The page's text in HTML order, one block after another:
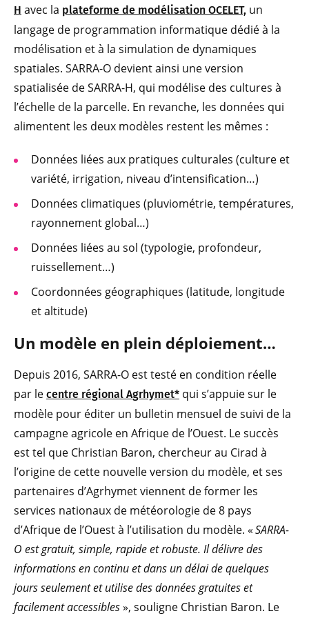
H avec la plateforme de modélisation OCELET, un
langage de programmation informatique dédié à la
modélisation et à la simulation de dynamiques
spatiales. SARRA-O devient ainsi une version
spatialisée de SARRA-H, qui modélise des cultures à
l’échelle de la parcelle. En revanche, les données qui
alimentent les deux modèles restent les mêmes :
Données liées aux pratiques culturales (culture et
variété, irrigation, niveau d’intensification…)
Données climatiques (pluviométrie, températures,
rayonnement global…)
Données liées au sol (typologie, profondeur,
ruissellement…)
Coordonnées géographiques (latitude, longitude
et altitude)
Un modèle en plein déploiement…
Depuis 2016, SARRA-O est testé en condition réelle
par le centre régional Agrhymet* qui s’appuie sur le
modèle pour éditer un bulletin mensuel de suivi de la
campagne agricole en Afrique de l’Ouest. Le succès
est tel que Christian Baron, chercheur au Cirad à
l’origine de cette nouvelle version du modèle, et ses
partenaires d’Agrhymet viennent de former les
services nationaux de météorologie de 8 pays
d’Afrique de l’Ouest à l’utilisation du modèle. «SARRA-
O est gratuit, simple, rapide et robuste. Il délivre des
informations en continu et dans un délai de quelques
jours seulement et utilise des données gratuites et
facilement accessibles», souligne Christian Baron. Le